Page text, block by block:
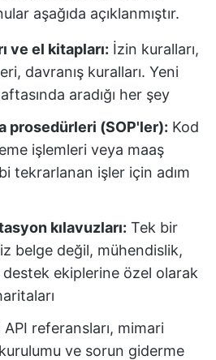
aşağıda açıklanmıştır.
ve el kitapları: İzin kuralları,
davranış kuralları. Yeni
aradığı her şey
prosedürleri (SOP'ler): Kod
işlemleri veya maaş
tekrarlanan işler için adım
kılavuzları: Tek bir
belge değil, mühendislik,
destek ekiplerine özel olarak
API referansları, mimari
ve sorun giderme